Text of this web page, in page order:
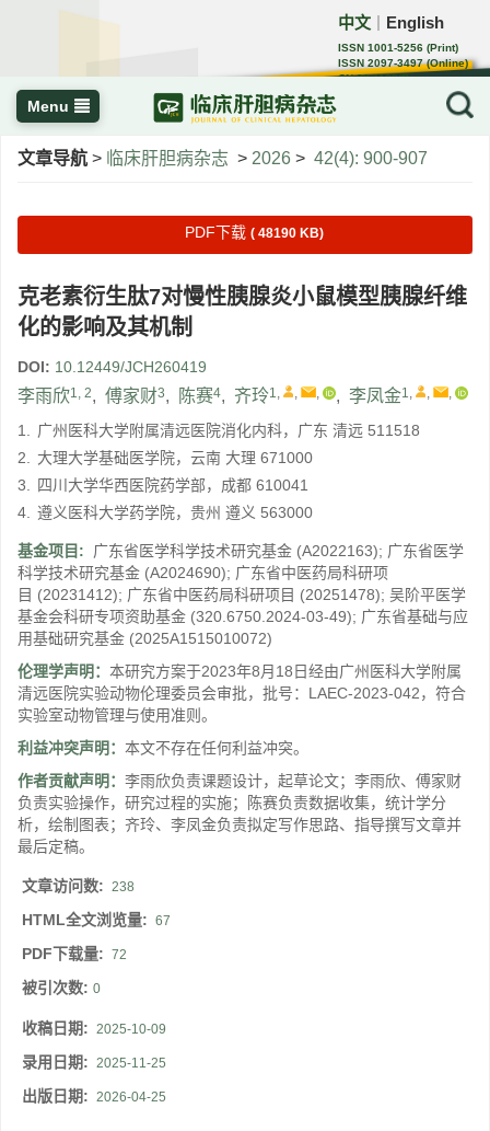
中文 English
ISSN 1001-5256 (Print)
ISSN 2097-3497 (Online)
CN 22-1108/R
Menu
文章导航 > 临床肝胆病杂志 > 2026 > 42(4): 900-907
PDF下载 ( 48190 KB)
克老素衍生肽7对慢性胰腺炎小鼠模型胰腺纤维
化的影响及其机制
DOI: 10.12449/JCH260419
李雨欣1, 2, 傅家财3, 陈赛4, 齐玲1, , , , 李凤金1, , ,
1. 广州医科大学附属清远医院消化内科，广东 清远 511518
2. 大理大学基础医学院，云南 大理 671000
3. 四川大学华西医院药学部，成都 610041
4. 遵义医科大学药学院，贵州 遵义 563000
基金项目: 广东省医学科学技术研究基金 (A2022163); 广东省医学
科学技术研究基金 (A2024690); 广东省中医药局科研项
目 (20231412); 广东省中医药局科研项目 (20251478); 吴阶平医学
基金会科研专项资助基金 (320.6750.2024-03-49); 广东省基础与应
用基础研究基金 (2025A1515010072)
伦理学声明： 本研究方案于2023年8月18日经由广州医科大学附属
清远医院实验动物伦理委员会审批，批号：LAEC-2023-042，符合
实验室动物管理与使用准则。
利益冲突声明： 本文不存在任何利益冲突。
作者贡献声明： 李雨欣负责课题设计，起草论文；李雨欣、傅家财
负责实验操作，研究过程的实施；陈赛负责数据收集，统计学分
析，绘制图表；齐玲、李凤金负责拟定写作思路、指导撰写文章并
最后定稿。
文章访问数: 238
HTML全文浏览量: 67
PDF下载量: 72
被引次数: 0
收稿日期: 2025-10-09
录用日期: 2025-11-25
出版日期: 2026-04-25